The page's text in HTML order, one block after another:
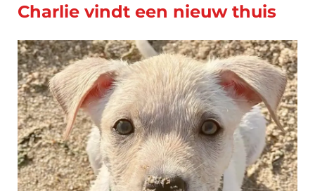
Charlie vindt een nieuw thuis